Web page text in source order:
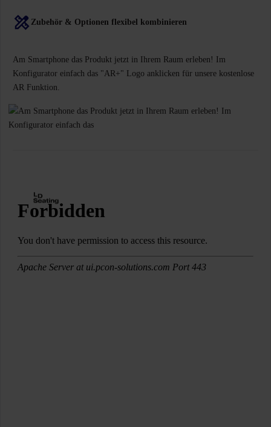
Zubehör & Optionen flexibel kombinieren
Am Smartphone das Produkt jetzt in Ihrem Raum erleben! Im
Konfigurator einfach das "AR+" Logo anklicken für unsere kostenlose
AR Funktion.